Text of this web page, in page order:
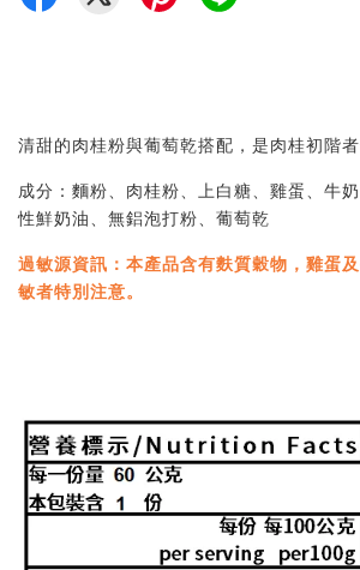
清甜的肉桂粉與葡萄乾搭配，是肉桂初階者
成分：麵粉、肉桂粉、上白糖、雞蛋、牛
性鮮奶油、無鋁泡打粉、葡萄乾
過敏源資訊：本產品含有麩質穀物，雞蛋
敏者特別注意。